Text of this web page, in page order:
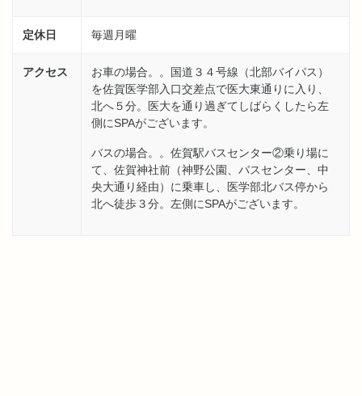
定休日 毎週月曜
アクセス
お車の場合。。国道３４号線（北部バイパス）
を佐賀医学部入口交差点で医大東通りに入り、
北へ５分。医大を通り過ぎてしばらくしたら左
側にSPAがございます。
バスの場合。。佐賀駅バスセンター②乗り場に
て、佐賀神社前（神野公園、バスセンター、中
央大通り経由）に乗車し、医学部北バス停から
北へ徒歩３分。左側にSPAがございます。